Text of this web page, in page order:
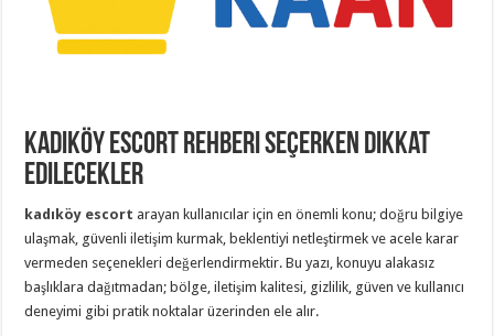
Kadıköy escort Rehberi Seçerken Dikkat
Edilecekler
kadıköy escort arayan kullanıcılar için en önemli konu; doğru bilgiye
ulaşmak, güvenli iletişim kurmak, beklentiyi netleştirmek ve acele karar
vermeden seçenekleri değerlendirmektir. Bu yazı, konuyu alakasız
başlıklara dağıtmadan; bölge, iletişim kalitesi, gizlilik, güven ve kullanıcı
deneyimi gibi pratik noktalar üzerinden ele alır.